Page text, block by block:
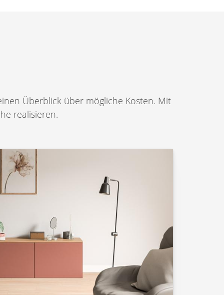
Überblick über mögliche Kosten. Mit
realisieren.